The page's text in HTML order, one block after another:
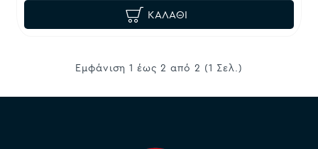
ΚΑΛΆΘΙ
Εμφάνιση 1 έως 2 από 2 (1 Σελ.)